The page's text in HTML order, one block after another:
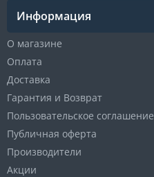
Информация
О магазине
Оплата
Доставка
Гарантия и Возврат
Пользовательское соглашение
Публичная оферта
Производители
Акции